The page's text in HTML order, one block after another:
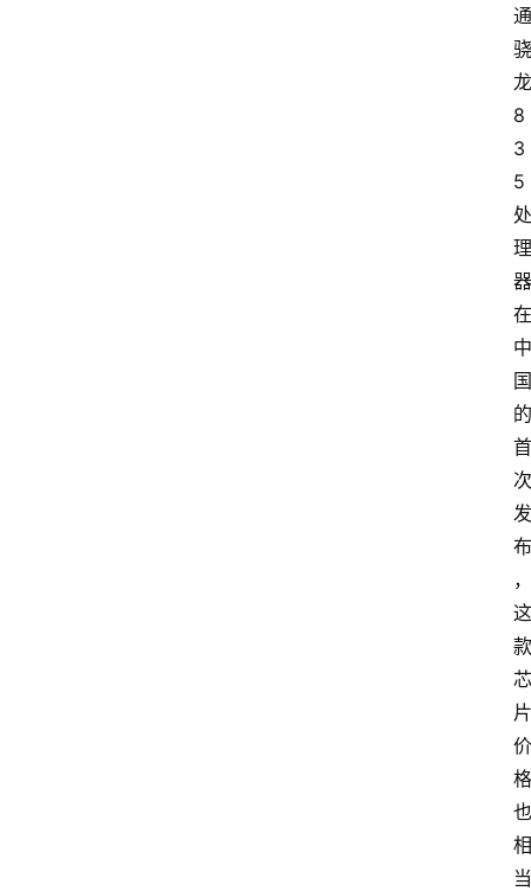
通
骁
龙
8
3
5
处
理
器
在
中
国
的
首
次
发
布
，
这
款
芯
片
价
格
也
相
当